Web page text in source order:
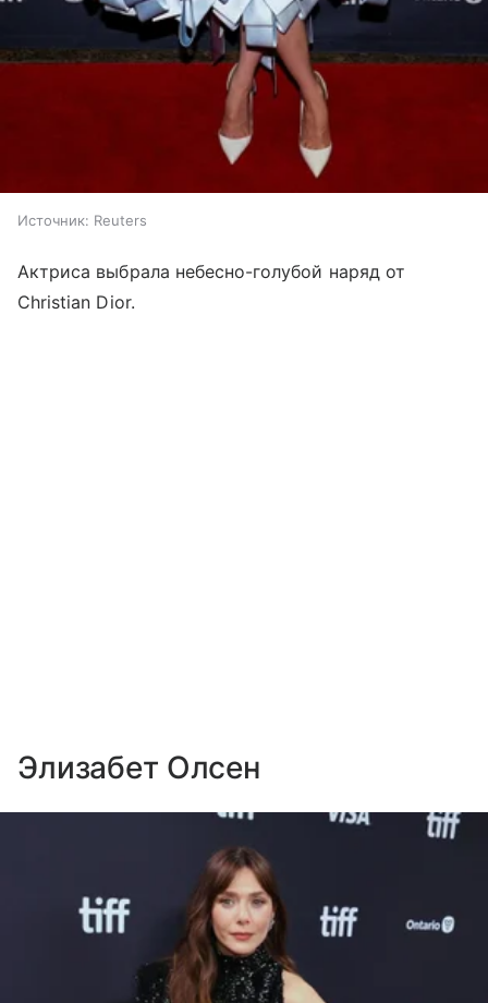
Источник: Reuters
Актриса выбрала небесно-голубой наряд от
Christian Dior.
Элизабет Олсен